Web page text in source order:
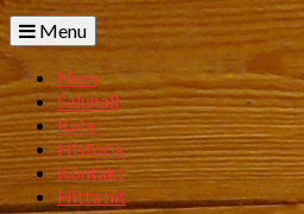
Menu
Hem
Saluhall
Kafé
Historik
Kontakt
Hitta hit